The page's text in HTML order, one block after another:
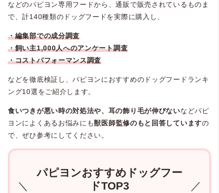
などのパピヨン専用フードから、通販で販売されているものま
で、計140種類のドッグフードを実際に購入し、
・編集部での成分調査
・飼い主1,000人へのアンケート調査
・コストパフォーマンス調査
などを徹底検証し、パピヨンにおすすめのドッグフードランキ
ング10選をご紹介します。
食いつきが悪い時の対処法や、耳の飾り毛が伸びないなどパピ
ヨンによくあるお悩みにも獣医師監修のもと回答していますの
で、ぜひ参考にしてください。
パピヨンおすすめドッグフー
ドTOP3